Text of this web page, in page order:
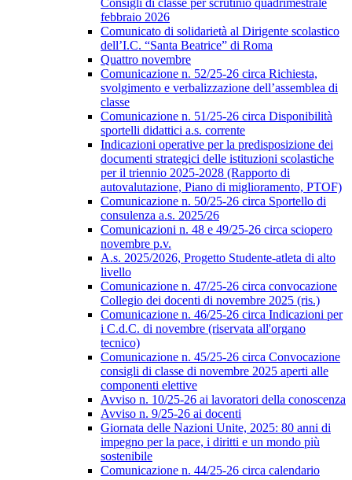
Consigli di classe per scrutinio quadrimestrale
febbraio 2026
Comunicato di solidarietà al Dirigente scolastico
dell’I.C. “Santa Beatrice” di Roma
Quattro novembre
Comunicazione n. 52/25-26 circa Richiesta,
svolgimento e verbalizzazione dell’assemblea di
classe
Comunicazione n. 51/25-26 circa Disponibilità
sportelli didattici a.s. corrente
Indicazioni operative per la predisposizione dei
documenti strategici delle istituzioni scolastiche
per il triennio 2025-2028 (Rapporto di
autovalutazione, Piano di miglioramento, PTOF)
Comunicazione n. 50/25-26 circa Sportello di
consulenza a.s. 2025/26
Comunicazioni n. 48 e 49/25-26 circa sciopero
novembre p.v.
A.s. 2025/2026, Progetto Studente-atleta di alto
livello
Comunicazione n. 47/25-26 circa convocazione
Collegio dei docenti di novembre 2025 (ris.)
Comunicazione n. 46/25-26 circa Indicazioni per
i C.d.C. di novembre (riservata all'organo
tecnico)
Comunicazione n. 45/25-26 circa Convocazione
consigli di classe di novembre 2025 aperti alle
componenti elettive
Avviso n. 10/25-26 ai lavoratori della conoscenza
Avviso n. 9/25-26 ai docenti
Giornata delle Nazioni Unite, 2025: 80 anni di
impegno per la pace, i diritti e un mondo più
sostenibile
Comunicazione n. 44/25-26 circa calendario